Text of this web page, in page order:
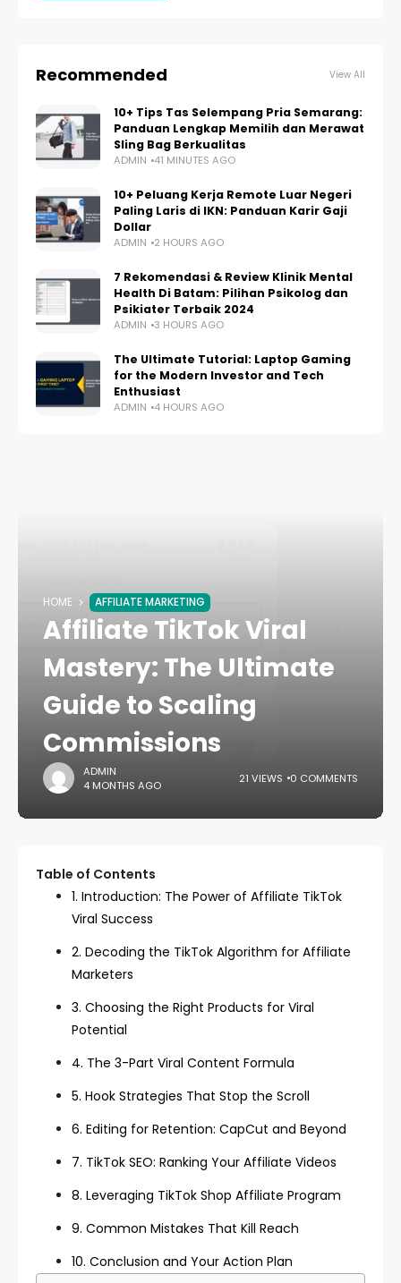
Recommended View All
10+ Tips Tas Selempang Pria Semarang:
Panduan Lengkap Memilih dan Merawat
Sling Bag Berkualitas
ADMIN 41 MINUTES AGO
10+ Peluang Kerja Remote Luar Negeri
Paling Laris di IKN: Panduan Karir Gaji
Dollar
ADMIN 2 HOURS AGO
7 Rekomendasi & Review Klinik Mental
Health Di Batam: Pilihan Psikolog dan
Psikiater Terbaik 2024
ADMIN 3 HOURS AGO
The Ultimate Tutorial: Laptop Gaming
for the Modern Investor and Tech
Enthusiast
ADMIN 4 HOURS AGO
HOME AFFILIATE MARKETING
Affiliate TikTok Viral
Mastery: The Ultimate
Guide to Scaling
Commissions
ADMIN
4 MONTHS AGO
21 VIEWS 0 COMMENTS
Table of Contents
1. Introduction: The Power of Affiliate TikTok
Viral Success
2. Decoding the TikTok Algorithm for Affiliate
Marketers
3. Choosing the Right Products for Viral
Potential
4. The 3-Part Viral Content Formula
5. Hook Strategies That Stop the Scroll
6. Editing for Retention: CapCut and Beyond
7. TikTok SEO: Ranking Your Affiliate Videos
8. Leveraging TikTok Shop Affiliate Program
9. Common Mistakes That Kill Reach
10. Conclusion and Your Action Plan